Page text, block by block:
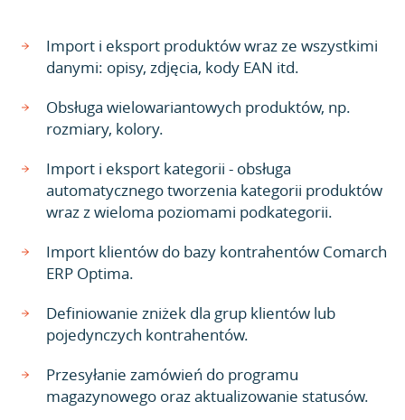
Import i eksport produktów wraz ze wszystkimi
danymi: opisy, zdjęcia, kody EAN itd.
Obsługa wielowariantowych produktów, np.
rozmiary, kolory.
Import i eksport kategorii - obsługa
automatycznego tworzenia kategorii produktów
wraz z wieloma poziomami podkategorii.
Import klientów do bazy kontrahentów Comarch
ERP Optima.
Definiowanie zniżek dla grup klientów lub
pojedynczych kontrahentów.
Przesyłanie zamówień do programu
magazynowego oraz aktualizowanie statusów.